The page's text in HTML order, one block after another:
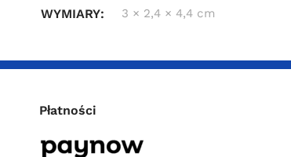
WYMIARY 3 × 2,4 × 4,4 cm
Płatności